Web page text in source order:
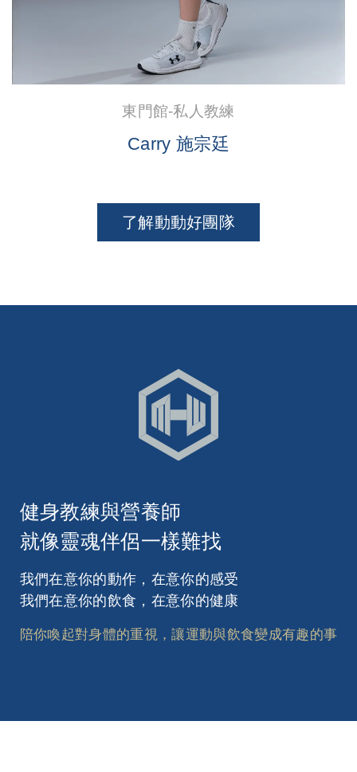
東門館-私人教練
了解動動好團隊
健身教練與營養師
就像靈魂伴侶一樣難找
我們在意你的動作，在意你的感受
我們在意你的飲食，在意你的健康
陪你喚起對身體的重視，讓運動與飲食變成有趣的事